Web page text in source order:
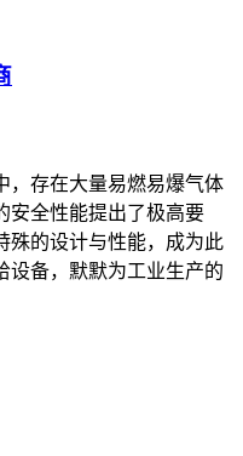
，存在大量易燃易爆气体
安全性能提出了极高要
殊的设计与性能，成为此
设备，默默为工业生产的